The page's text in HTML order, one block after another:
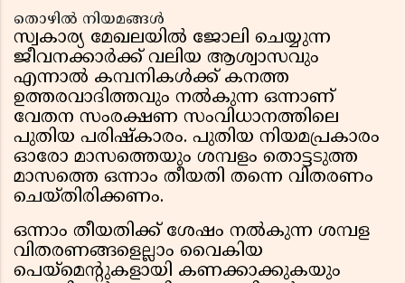
തൊഴിൽ നിയമങ്ങൾ
സ്വകാര്യ മേഖലയിൽ ജോലി ചെയ്യുന്ന
ജീവനക്കാർക്ക് വലിയ ആശ്വാസവും
എന്നാൽ കമ്പനികൾക്ക് കനത്ത
ഉത്തരവാദിത്തവും നൽകുന്ന ഒന്നാണ്
വേതന സംരക്ഷണ സംവിധാനത്തിലെ
പുതിയ പരിഷ്കാരം. പുതിയ നിയമപ്രകാരം
ഓരോ മാസത്തെയും ശമ്പളം തൊട്ടടുത്ത
മാസത്തെ ഒന്നാം തീയതി തന്നെ വിതരണം
ചെയ്തിരിക്കണം.
ഒന്നാം തീയതിക്ക് ശേഷം നൽകുന്ന ശമ്പള
വിതരണങ്ങളെല്ലാം വൈകിയ
പെയ്‌മെന്റുകളായി കണക്കാക്കുകയും